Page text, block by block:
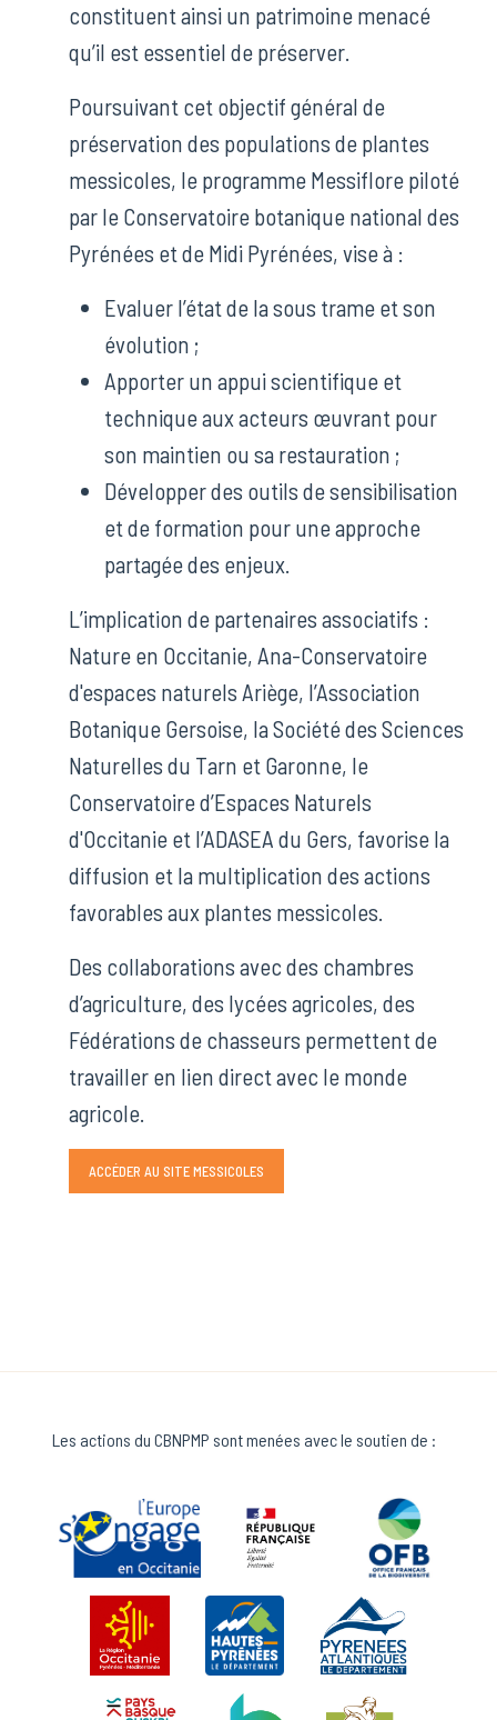
constituent ainsi un patrimoine menacé
qu’il est essentiel de préserver.
Poursuivant cet objectif général de
préservation des populations de plantes
messicoles, le programme Messiflore piloté
par le Conservatoire botanique national des
Pyrénées et de Midi Pyrénées, vise à :
Evaluer l’état de la sous trame et son
évolution ;
Apporter un appui scientifique et
technique aux acteurs œuvrant pour
son maintien ou sa restauration ;
Développer des outils de sensibilisation
et de formation pour une approche
partagée des enjeux.
L’implication de partenaires associatifs :
Nature en Occitanie, Ana-Conservatoire
d'espaces naturels Ariège, l’Association
Botanique Gersoise, la Société des Sciences
Naturelles du Tarn et Garonne, le
Conservatoire d’Espaces Naturels
d'Occitanie et l’ADASEA du Gers, favorise la
diffusion et la multiplication des actions
favorables aux plantes messicoles.
Des collaborations avec des chambres
d’agriculture, des lycées agricoles, des
Fédérations de chasseurs permettent de
travailler en lien direct avec le monde
agricole.
ACCÉDER AU SITE MESSICOLES
Les actions du CBNPMP sont menées avec le soutien de :